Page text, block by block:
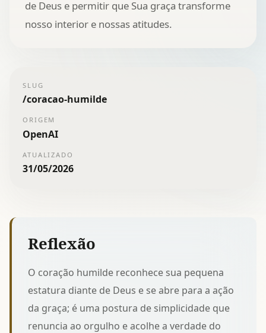
de Deus e permitir que Sua graça transforme
nosso interior e nossas atitudes.
SLUG
/coracao-humilde
ORIGEM
OpenAI
ATUALIZADO
31/05/2026
Reflexão
O coração humilde reconhece sua pequena
estatura diante de Deus e se abre para a ação
da graça; é uma postura de simplicidade que
renuncia ao orgulho e acolhe a verdade do